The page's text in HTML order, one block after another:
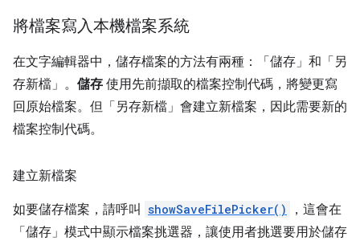
將檔案寫入本機檔案系統
在文字編輯器中，儲存檔案的方法有兩種：「儲存」 和「另
存新檔」 。 儲存 使用先前擷取的檔案控制代碼，將變更寫
回原始檔案。但「另存新檔」 會建立新檔案，因此需要新的
檔案控制代碼。
建立新檔案
如要儲存檔案，請呼叫 showSaveFilePicker()
，這會在
「儲存」模式中顯示檔案挑選器，讓使用者挑選要用於儲存